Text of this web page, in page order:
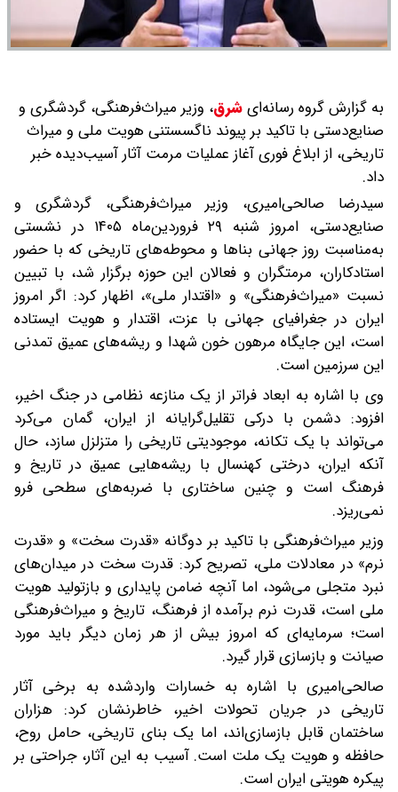
به گزارش گروه رسانه‌ایشرق، وزیر میراث‌فرهنگی، گردشگری و
صنایع‌دستی با تاکید بر پیوند ناگسستنی هویت ملی و میراث
تاریخی، از ابلاغ فوری آغاز عملیات مرمت آثار آسیب‌دیده خبر
داد.
سیدرضا صالحی‌امیری، وزیر میراث‌فرهنگی، گردشگری و
صنایع‌دستی، امروز شنبه ۲۹ فروردین‌ماه ۱۴۰۵ در نشستی
به‌مناسبت روز جهانی بناها و محوطه‌های تاریخی که با حضور
استادکاران، مرمتگران و فعالان این حوزه برگزار شد، با تبیین
نسبت «میراث‌فرهنگی» و «اقتدار ملی»، اظهار کرد: اگر امروز
ایران در جغرافیای جهانی با عزت، اقتدار و هویت ایستاده
است، این جایگاه مرهون خون شهدا و ریشه‌های عمیق تمدنی
این سرزمین است.
وی با اشاره به ابعاد فراتر از یک منازعه نظامی در جنگ اخیر،
افزود: دشمن با درکی تقلیل‌گرایانه از ایران، گمان می‌کرد
می‌تواند با یک تکانه، موجودیتی تاریخی را متزلزل سازد، حال
آنکه ایران، درختی کهنسال با ریشه‌هایی عمیق در تاریخ و
فرهنگ است و چنین ساختاری با ضربه‌های سطحی فرو
نمی‌ریزد.
وزیر میراث‌فرهنگی با تاکید بر دوگانه «قدرت سخت» و «قدرت
نرم» در معادلات ملی، تصریح کرد: قدرت سخت در میدان‌های
نبرد متجلی می‌شود، اما آنچه ضامن پایداری و بازتولید هویت
ملی است، قدرت نرم برآمده از فرهنگ، تاریخ و میراث‌فرهنگی
است؛ سرمایه‌ای که امروز بیش از هر زمان دیگر باید مورد
صیانت و بازسازی قرار گیرد.
صالحی‌امیری با اشاره به خسارات واردشده به برخی آثار
تاریخی در جریان تحولات اخیر، خاطرنشان کرد: هزاران
ساختمان قابل بازسازی‌اند، اما یک بنای تاریخی، حامل روح،
حافظه و هویت یک ملت است. آسیب به این آثار، جراحتی بر
پیکره هویتی ایران است.